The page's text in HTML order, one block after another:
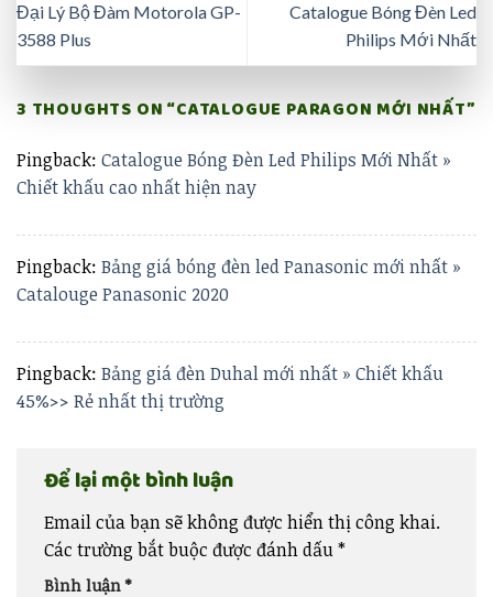
Đại Lý Bộ Đàm Motorola GP-
3588 Plus
Catalogue Bóng Đèn Led
Philips Mới Nhất
3 THOUGHTS ON “CATALOGUE PARAGON MỚI NHẤT”
Pingback: Catalogue Bóng Đèn Led Philips Mới Nhất »
Chiết khấu cao nhất hiện nay
Pingback: Bảng giá bóng đèn led Panasonic mới nhất »
Catalouge Panasonic 2020
Pingback: Bảng giá đèn Duhal mới nhất » Chiết khấu
45%>> Rẻ nhất thị trường
Để lại một bình luận
Email của bạn sẽ không được hiển thị công khai.
Các trường bắt buộc được đánh dấu*
Bình luận*